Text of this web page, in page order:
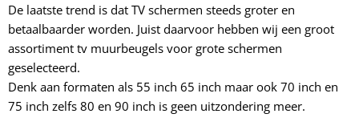
De laatste trend is dat TV schermen steeds groter en
betaalbaarder worden. Juist daarvoor hebben wij een groot
assortiment tv muurbeugels voor grote schermen
geselecteerd.
Denk aan formaten als 55 inch 65 inch maar ook 70 inch en
75 inch zelfs 80 en 90 inch is geen uitzondering meer.